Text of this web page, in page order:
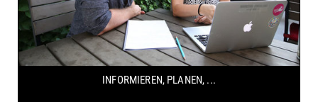
INFORMIEREN, PLANEN, ...